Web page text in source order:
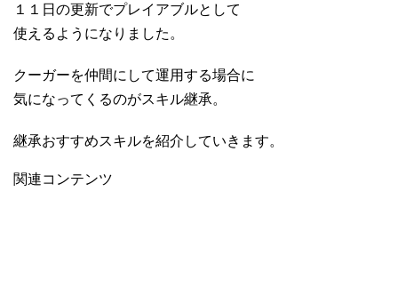
１１日の更新でプレイアブルとして
使えるようになりました。
クーガーを仲間にして運用する場合に
気になってくるのがスキル継承。
継承おすすめスキルを紹介していきます。
関連コンテンツ